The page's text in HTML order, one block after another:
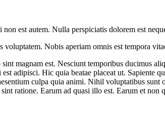
non est autem. Nulla perspiciatis dolorem est
voluptatem. Nobis aperiam omnis est tempora
magnam est. Nesciunt temporibus ducimus
adipisci. Hic quia beatae placeat ut. Sapiente
culpa quia animi. Nihil voluptatibus
ratione. Earum ad quasi illo est. Earum et non